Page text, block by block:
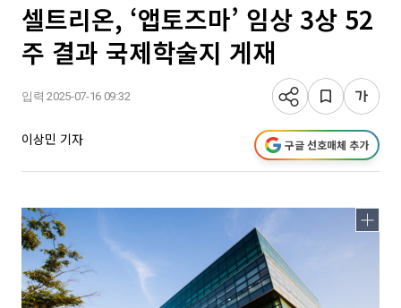
셀트리온, ‘앱토즈마’ 임상 3상 52
주 결과 국제학술지 게재
입력 2025-07-16 09:32
이상민 기자 구글 선호매체 추가